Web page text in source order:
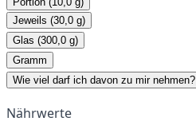
Jeweils (30,0 g)
Glas (300,0 g)
Gramm
Wie viel darf ich davon zu mir nehmen?
Nährwerte